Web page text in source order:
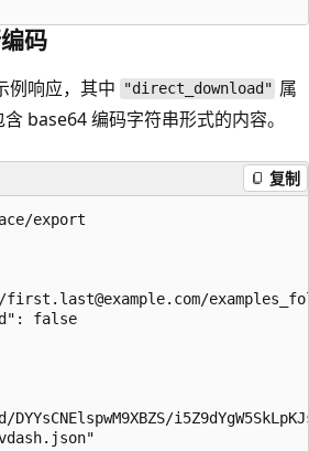
码
例响应，其中 "direct_download" 属
base64 编码字符串形式的内容。
复制
export
false
DYYsCNElspwM9XBZS/